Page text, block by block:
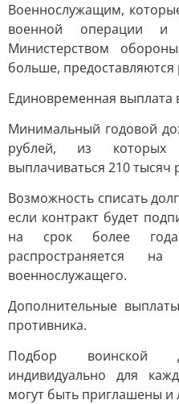
Военнослужащим,
военной операции и
Министерством
больше,
Единовременная выплата
Минимальный годовой
рублей, из
выплачиваться 210 тысяч
Возможность списать
если контракт будет
на срок более
распространяется
военнослужащего.
Дополнительные
противника.
Подбор воинской
индивидуально для
могут быть приглашены и